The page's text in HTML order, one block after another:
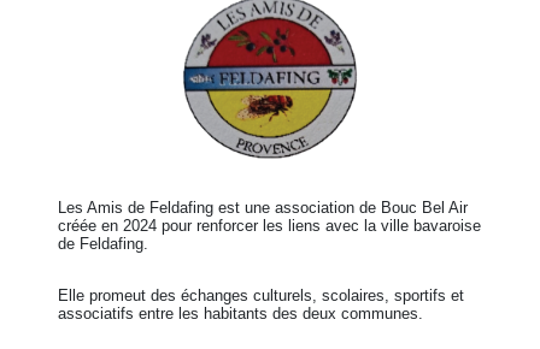
Les Amis de Feldafing est une association de Bouc Bel Air
créée en 2024 pour renforcer les liens avec la ville bavaroise
de Feldafing.
Elle promeut des échanges culturels, scolaires, sportifs et
associatifs entre les habitants des deux communes.